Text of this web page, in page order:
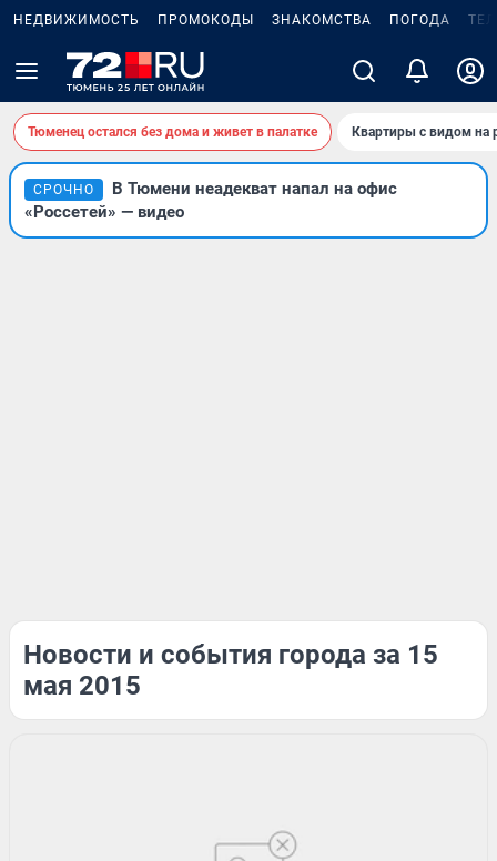
НЕДВИЖИМОСТЬ ПРОМОКОДЫ ЗНАКОМСТВА ПОГОДА
Тюменец остался без дома и живет в палатке Квартиры с видом на
СРОЧНО
В Тюмени неадекват напал на офис
«Россетей» — видео
Новости и события города за 15
мая 2015